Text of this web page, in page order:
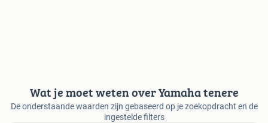
Wat je moet weten over Yamaha tenere
De onderstaande waarden zijn gebaseerd op je zoekopdracht en de
ingestelde filters